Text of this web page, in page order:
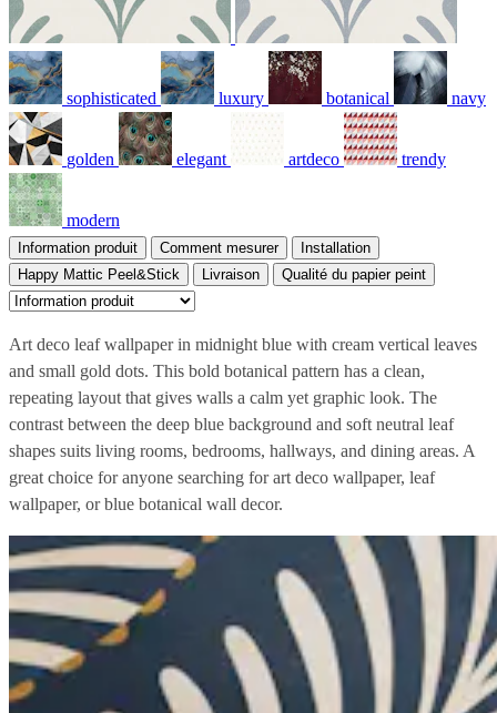
sophisticated luxury botanical navy
golden elegant artdeco trendy
modern
Information produit Comment mesurer
Installation
Happy Mattic Peel&Stick
Livraison Qualité du papier peint
Art deco leaf wallpaper in midnight blue with cream vertical leaves
and small gold dots. This bold botanical pattern has a clean,
repeating layout that gives walls a calm yet graphic look. The
contrast between the deep blue background and soft neutral leaf
shapes suits living rooms, bedrooms, hallways, and dining areas. A
great choice for anyone searching for art deco wallpaper, leaf
wallpaper, or blue botanical wall decor.